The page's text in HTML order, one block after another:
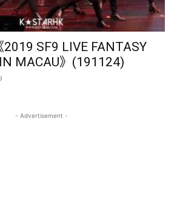
SF9 LIVE FANTASY
MACAU》(191124)
- Advertisement -